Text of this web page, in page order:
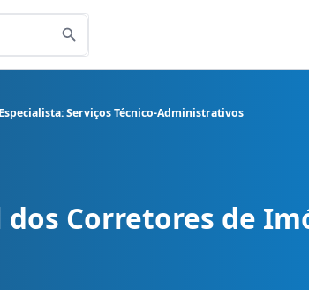
Especialista: Serviços Técnico-Administrativos
Catarina) cargo Especialista: Serviços
Corretores de